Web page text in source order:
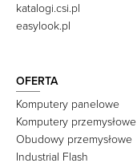
katalogi.csi.pl
easylook.pl
OFERTA
Komputery panelowe
Komputery przemysłowe
Obudowy przemysłowe
Industrial Flash